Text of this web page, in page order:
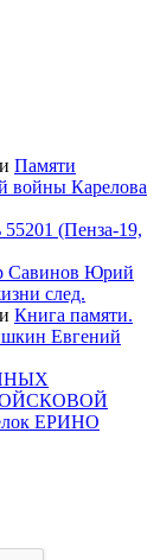
Памяти
войны Карелова
55201 (Пенза-19,
Савинов Юрий
след.
Книга памяти.
Евгений
ЕРИНО